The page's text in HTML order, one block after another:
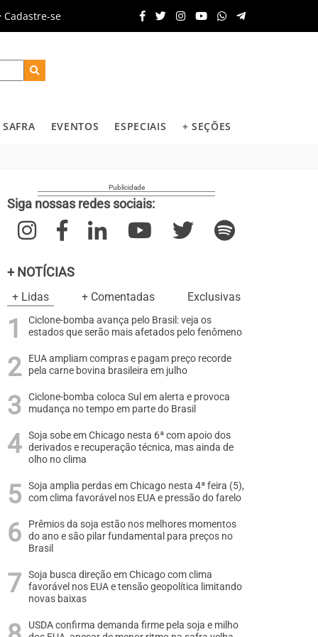
Cadastre-se
SAFRA EVENTOS ESPECIAIS + SEÇÕES
Siga nossas redes sociais:
+ NOTÍCIAS
+ Lidas + Comentadas Exclusivas
Ciclone-bomba avança pelo Brasil: veja os
estados que serão mais afetados pelo fenômeno
EUA ampliam compras e pagam preço recorde
pela carne bovina brasileira em julho
Ciclone-bomba coloca Sul em alerta e provoca
mudança no tempo em parte do Brasil
Soja sobe em Chicago nesta 6ª com apoio dos
derivados e recuperação técnica, mas ainda de
olho no clima
Soja amplia perdas em Chicago nesta 4ª feira (5),
com clima favorável nos EUA e pressão do farelo
Prêmios da soja estão nos melhores momentos
do ano e são pilar fundamental para preços no
Brasil
Soja busca direção em Chicago com clima
favorável nos EUA e tensão geopolítica limitando
novas baixas
USDA confirma demanda firme pela soja e milho